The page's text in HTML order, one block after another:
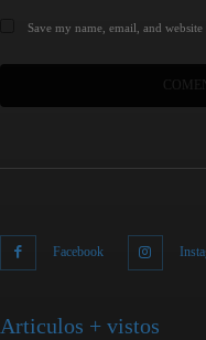
Save my name, email, and
Facebook
Articulos + vistos